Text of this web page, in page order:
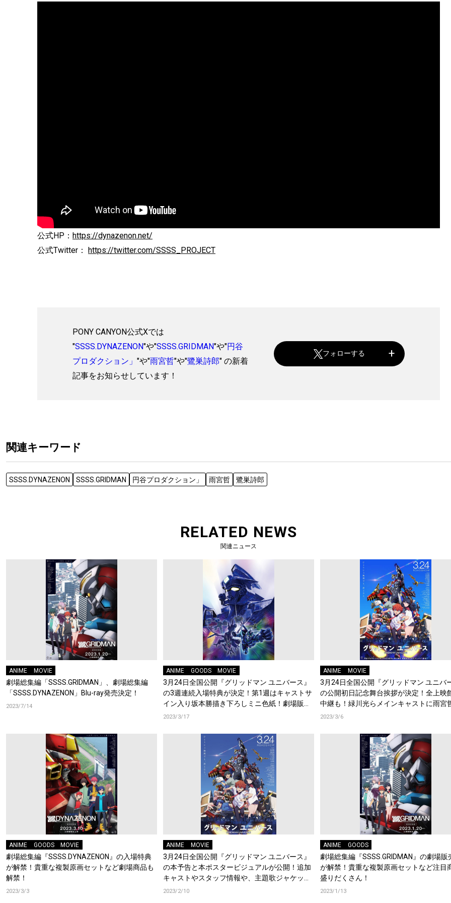
公式HP： https://dynazenon.net/
公式Twitter： https://twitter.com/SSSS_PROJECT
PONY CANYON公式Xでは
"SSSS.DYNAZENON"や"SSSS.GRIDMAN"や"円谷
プロダクション」 "や"雨宮哲"や"鷺巣詩郎" の新着
記事をお知らせしています！
フォローする
関連キーワード
SSSS.DYNAZENON SSSS.GRIDMAN 円谷プロダクション」 雨宮哲 鷺巣詩郎
RELATED NEWS
関連ニュース
ANIME MOVIE
劇場総集編「SSSS.GRIDMAN」、劇場総集編
「SSSS.DYNAZENON」Blu-ray発売決定！
2023/7/14
ANIME GOODS MOVIE
3月24日全国公開『グリッドマン ユニバース』
の3週連続入場特典が決定！第1週はキャストサ
イン入り坂本勝描き下ろしミニ色紙！劇場販売
グッズも解禁に
2023/3/17
ANIME MOVIE
3月24日全国公開『グリッドマン ユニバ
の公開初日記念舞台挨拶が決定！全上映
中継も！緑川光らメインキャストに雨宮
が登壇
2023/3/6
ANIME GOODS MOVIE
劇場総集編『SSSS.DYNAZENON』の入場特典
が解禁！貴重な複製原画セットなど劇場商品も
解禁！
2023/3/3
ANIME MOVIE
3月24日全国公開『グリッドマン ユニバース』
の本予告と本ポスタービジュアルが公開！追加
キャストやスタッフ情報や、主題歌ジャケット
も公開に！
2023/2/10
ANIME GOODS
劇場総集編『SSSS.GRIDMAN』の劇場販
が解禁！貴重な複製原画セットなど注目
盛りだくさん！
2023/1/13